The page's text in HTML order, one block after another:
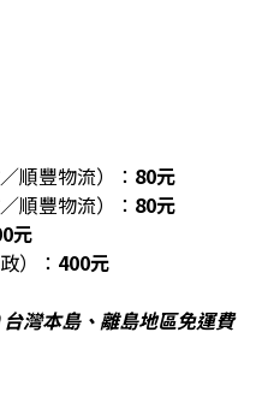
順豐物流）： 80元
順豐物流）： 80元
元
）： 400元
灣本島、離島地區免運費